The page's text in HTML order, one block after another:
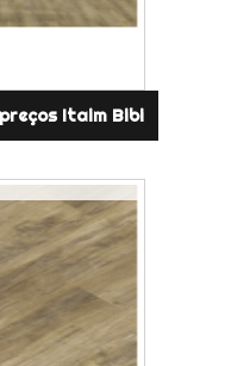
Itaim Bibi